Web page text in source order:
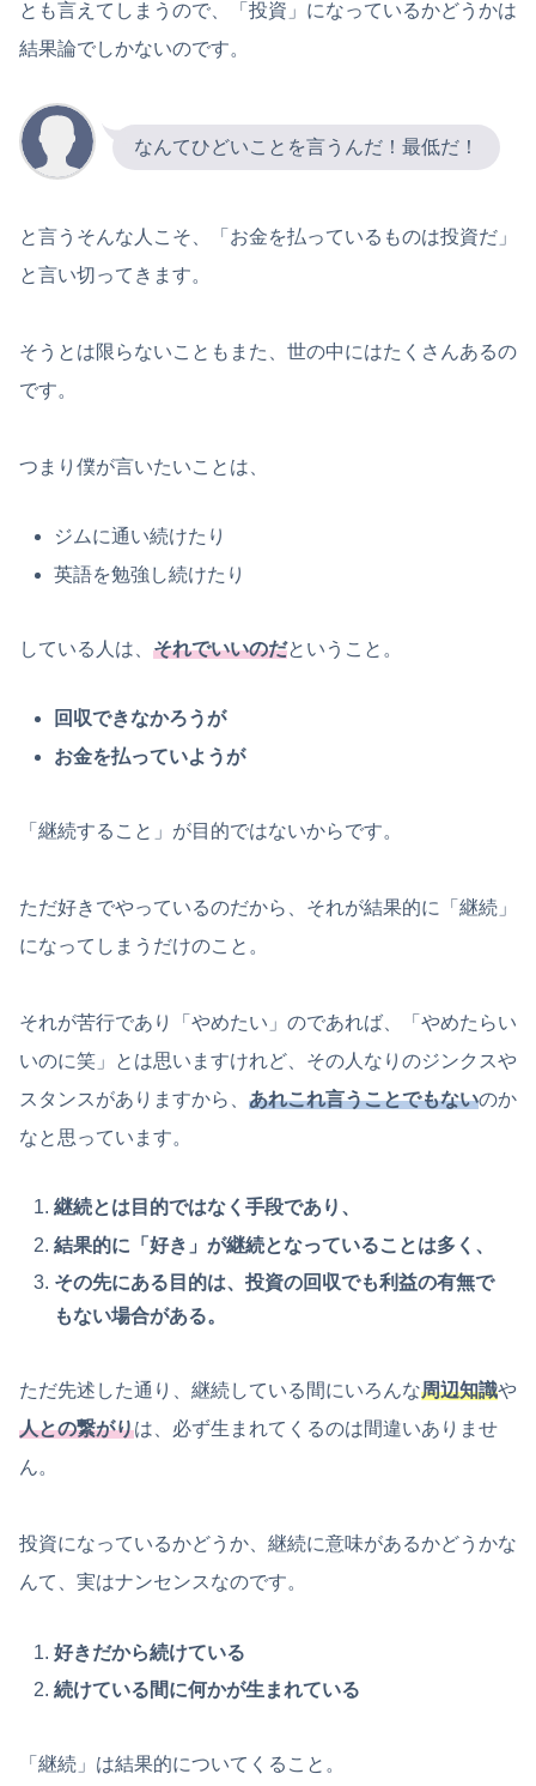
とも言えてしまうので、「投資」になっているかどうかは
結果論でしかないのです。
なんてひどいことを言うんだ！最低だ！
と言うそんな人こそ、「お金を払っているものは投資だ」
と言い切ってきます。
そうとは限らないこともまた、世の中にはたくさんあるの
です。
つまり僕が言いたいことは、
ジムに通い続けたり
英語を勉強し続けたり
している人は、 それでいいのだということ。
回収できなかろうが
お金を払っていようが
「継続すること」が目的ではないからです。
ただ好きでやっているのだから、それが結果的に「継続」
になってしまうだけのこと。
それが苦行であり「やめたい」のであれば、「やめたらい
いのに笑」とは思いますけれど、その人なりのジンクスや
スタンスがありますから、 あれこれ言うことでもないのか
なと思っています。
継続とは目的ではなく手段であり、
結果的に「好き」が継続となっていることは多く、
その先にある目的は、投資の回収でも利益の有無で
もない場合がある。
ただ先述した通り、継続している間にいろんな周辺知識や
人との繋がりは、必ず生まれてくるのは間違いありませ
ん。
投資になっているかどうか、継続に意味があるかどうかな
んて、実はナンセンスなのです。
好きだから続けている
続けている間に何かが生まれている
「継続」は結果的についてくること。